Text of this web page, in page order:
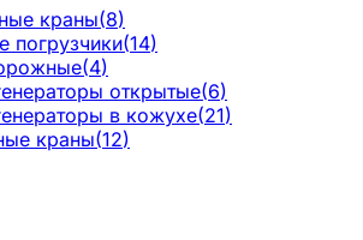
краны(8)
погрузчики(14)
(4)
открытые(6)
в кожухе(21)
краны(12)